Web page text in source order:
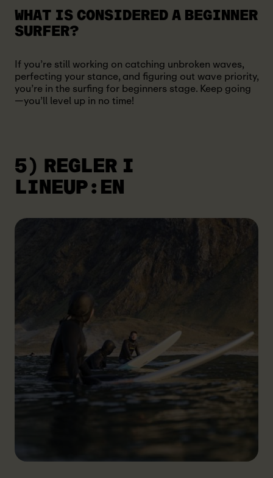
WHAT IS CONSIDERED A BEGINNER
SURFER?
If you’re still working on catching unbroken waves,
perfecting your stance, and figuring out wave priority,
you’re in the surfing for beginners stage. Keep going
—you’ll level up in no time!
5) REGLER I
LINEUP:EN